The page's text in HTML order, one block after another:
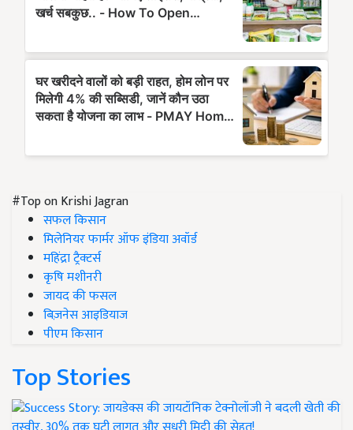
#Top on Krishi Jagran
सफल किसान
मिलेनियर फार्मर ऑफ इंडिया अवॉर्ड
महिंद्रा ट्रैक्टर्स
कृषि मशीनरी
जायद की फसल
बिज़नेस आइडियाज
पीएम किसान
Top Stories